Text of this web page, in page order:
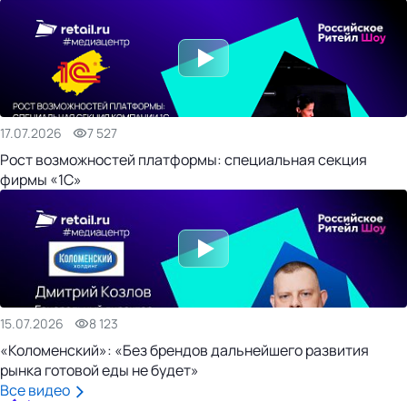
17.07.2026 7 527
Рост возможностей платформы: специальная секция
фирмы «1С»
15.07.2026 8 123
«Коломенский»: «Без брендов дальнейшего развития
рынка готовой еды не будет»
Все видео